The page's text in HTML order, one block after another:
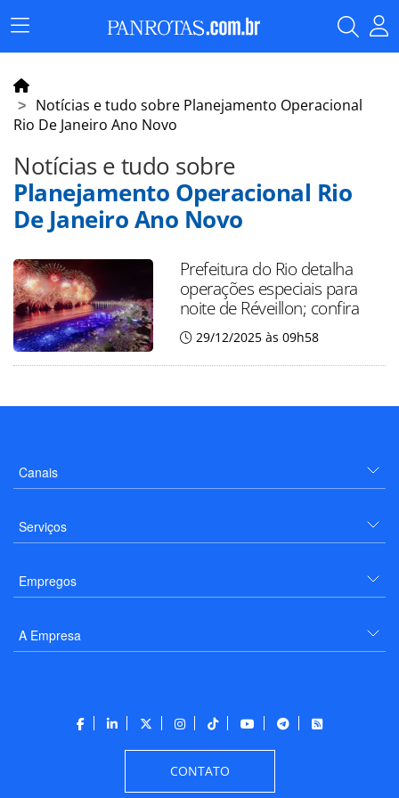
Menu
Principal
Notícias e tudo sobre Planejamento Operacional
Rio De Janeiro Ano Novo
Notícias e tudo sobre
Planejamento Operacional Rio
De Janeiro Ano Novo
Prefeitura do Rio detalha
operações especiais para
noite de Réveillon; confira
29/12/2025 às 09h58
Canais
Serviços
Empregos
A Empresa
CONTATO